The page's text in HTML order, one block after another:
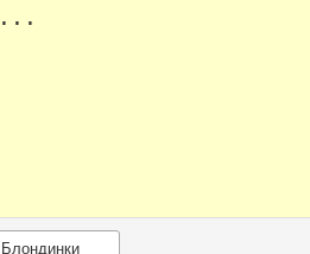
...
Блондинки